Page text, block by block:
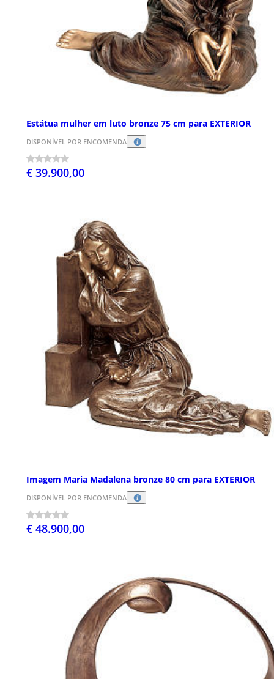
Estátua mulher em luto bronze 75 cm para EXTERIOR
DISPONÍVEL POR ENCOMENDA
€ 39.900,00
Imagem Maria Madalena bronze 80 cm para EXTERIOR
DISPONÍVEL POR ENCOMENDA
€ 48.900,00